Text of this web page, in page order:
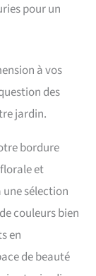
pour un
à vos
des
jardin.
bordure
et
sélection
couleurs bien
en
de beauté